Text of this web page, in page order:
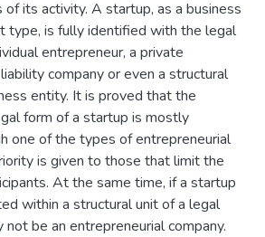
its activity. A startup, as a business
type, is fully identified with the legal
entrepreneur, a private
company or even a structural
entity. It is proved that the
form of a startup is mostly
one of the types of entrepreneurial
is given to those that limit the
At the same time, if a startup
within a structural unit of a legal
be an entrepreneurial company.